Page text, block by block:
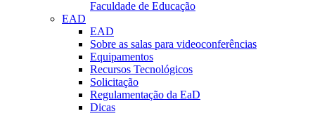
Faculdade de Educação
EAD
EAD
Sobre as salas para videoconferências
Equipamentos
Recursos Tecnológicos
Solicitação
Regulamentação da EaD
Dicas